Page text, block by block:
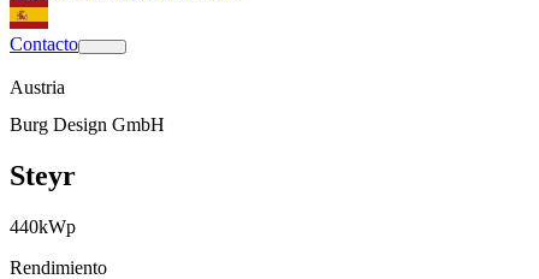
Contacto
Austria
Burg Design GmbH
Steyr
440kWp
Rendimiento